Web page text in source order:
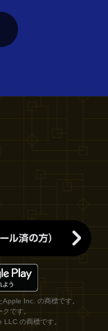
Inc. の商標です。
です。
の商標です。